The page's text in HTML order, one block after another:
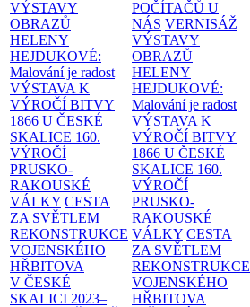
VÝSTAVY
OBRAZŮ
HELENY
HEJDUKOVÉ:
Malování je radost
VÝSTAVA K
VÝROČÍ BITVY
1866 U ČESKÉ
SKALICE 160.
VÝROČÍ
PRUSKO-
RAKOUSKÉ
VÁLKY CESTA
ZA SVĚTLEM
REKONSTRUKCE
VOJENSKÉHO
HŘBITOVA
V ČESKÉ
SKALICI 2023–
POČÍTAČŮ U
NÁS VERNISÁŽ
VÝSTAVY
OBRAZŮ
HELENY
HEJDUKOVÉ:
Malování je radost
VÝSTAVA K
VÝROČÍ BITVY
1866 U ČESKÉ
SKALICE 160.
VÝROČÍ
PRUSKO-
RAKOUSKÉ
VÁLKY CESTA
ZA SVĚTLEM
REKONSTRUKCE
VOJENSKÉHO
HŘBITOVA